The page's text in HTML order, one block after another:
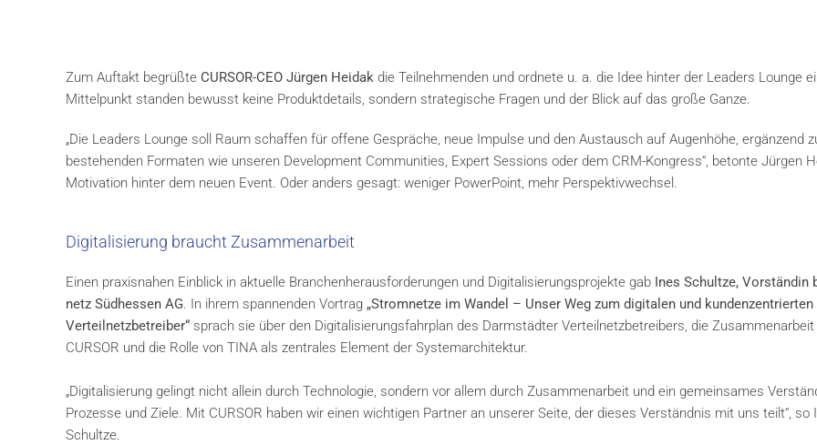
Zum Auftakt begrüßte CURSOR-CEO Jürgen Heidak die Teilnehmenden und ordnete u. a. die Idee hinter der Leaders Lounge
Mittelpunkt standen bewusst keine Produktdetails, sondern strategische Fragen und der Blick auf das große Ganze.
„Die Leaders Lounge soll Raum schaffen für offene Gespräche, neue Impulse und den Austausch auf Augenhöhe, ergänzend
bestehenden Formaten wie unseren Development Communities, Expert Sessions oder dem CRM-Kongress“, betonte Jürgen
Motivation hinter dem neuen Event. Oder anders gesagt: weniger PowerPoint, mehr Perspektivwechsel.
Digitalisierung braucht Zusammenarbeit
Einen praxisnahen Einblick in aktuelle Branchenherausforderungen und Digitalisierungsprojekte gab Ines Schultze, Vorständin
netz Südhessen AG. In ihrem spannenden Vortrag „Stromnetze im Wandel – Unser Weg zum digitalen und kundenzentrierten
Verteilnetzbetreiber“ sprach sie über den Digitalisierungsfahrplan des Darmstädter Verteilnetzbetreibers, die
CURSOR und die Rolle von TINA als zentrales Element der Systemarchitektur.
„Digitalisierung gelingt nicht allein durch Technologie, sondern vor allem durch Zusammenarbeit und ein gemeinsames
Prozesse und Ziele. Mit CURSOR haben wir einen wichtigen Partner an unserer Seite, der dieses Verständnis mit uns teilt“, so
Schultze.